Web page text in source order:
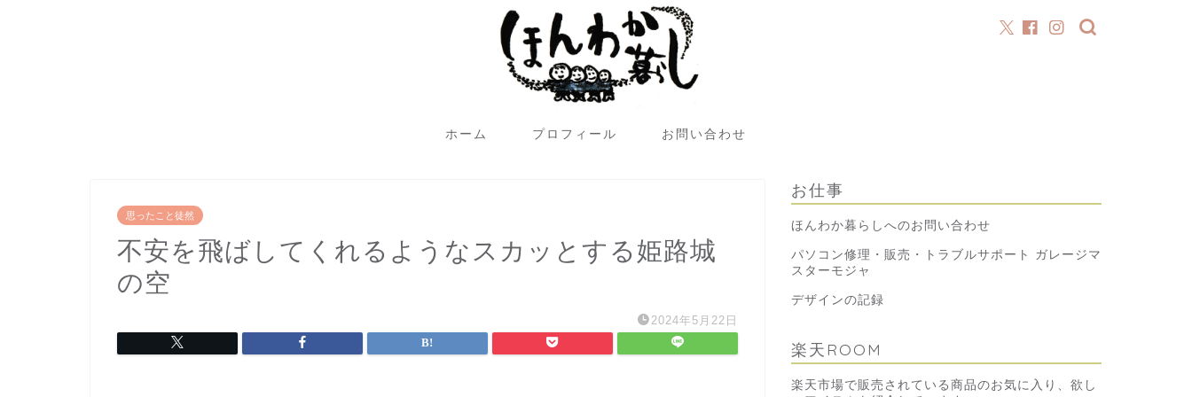
ホーム プロフィール お問い合わせ
思ったこと徒然
不安を飛ばしてくれるようなスカッとする姫路城
の空
2024年5月22日
お仕事
ほんわか暮らしへのお問い合わせ
パソコン修理・販売・トラブルサポート ガレージマ
スターモジャ
デザインの記録
楽天ROOM
楽天市場で販売されている商品のお気に入り、欲し